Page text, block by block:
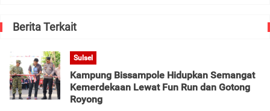
Berita Terkait
Sulsel
Kampung Bissampole Hidupkan Semangat
Kemerdekaan Lewat Fun Run dan Gotong
Royong